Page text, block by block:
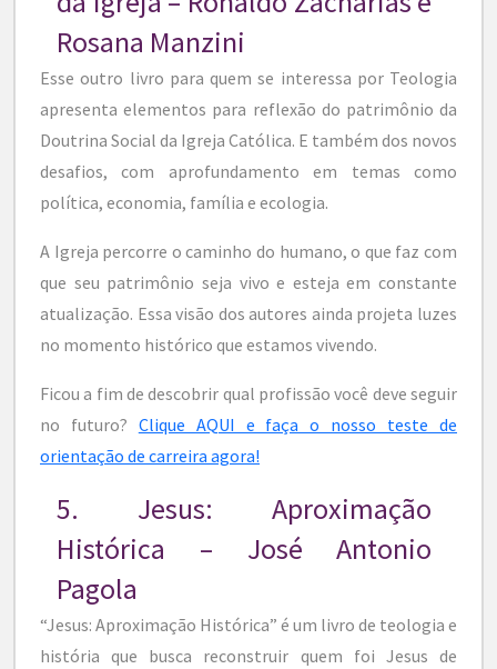
Rosana Manzini
Esse outro livro para quem se interessa por Teologia
apresenta elementos para reflexão do patrimônio da
Doutrina Social da Igreja Católica. E também dos novos
desafios, com aprofundamento em temas como
política, economia, família e ecologia.
A Igreja percorre o caminho do humano, o que faz com
que seu patrimônio seja vivo e esteja em constante
atualização. Essa visão dos autores ainda projeta luzes
no momento histórico que estamos vivendo.
Ficou a fim de descobrir qual profissão você deve seguir
no futuro? Clique AQUI e faça o nosso teste de
orientação de carreira agora!
5. Jesus: Aproximação
Histórica – José Antonio
Pagola
“Jesus: Aproximação Histórica” é um livro de teologia e
história que busca reconstruir quem foi Jesus de